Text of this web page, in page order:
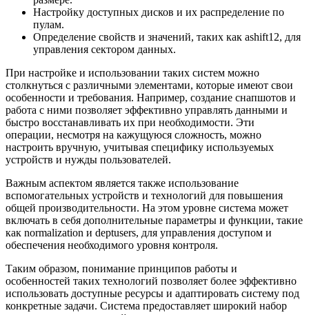
Настройку доступных дисков и их распределение по
пулам.
Определение свойств и значений, таких как ashift12, для
управления сектором данных.
При настройке и использовании таких систем можно
столкнуться с различными элементами, которые имеют свои
особенности и требования. Например, создание снапшотов и
работа с ними позволяет эффективно управлять данными и
быстро восстанавливать их при необходимости. Эти
операции, несмотря на кажущуюся сложность, можно
настроить вручную, учитывая специфику используемых
устройств и нужды пользователей.
Важным аспектом является также использование
вспомогательных устройств и технологий для повышения
общей производительности. На этом уровне система может
включать в себя дополнительные параметры и функции, такие
как normalization и deptusers, для управления доступом и
обеспечения необходимого уровня контроля.
Таким образом, понимание принципов работы и
особенностей таких технологий позволяет более эффективно
использовать доступные ресурсы и адаптировать систему под
конкретные задачи. Система предоставляет широкий набор